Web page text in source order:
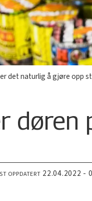
det naturlig å gjøre opp
OPPDATERT 22.04.2022 -